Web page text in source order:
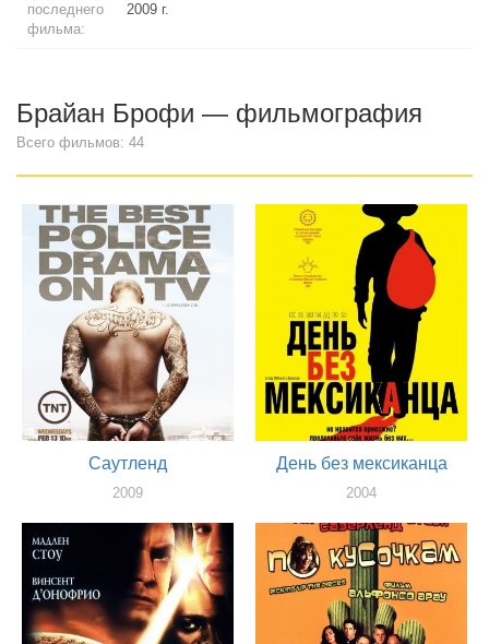
последнего
фильма:
2009 г.
Брайан Брофи — фильмография
Всего фильмов: 44
Саутленд
2009
День без мексиканца
2004